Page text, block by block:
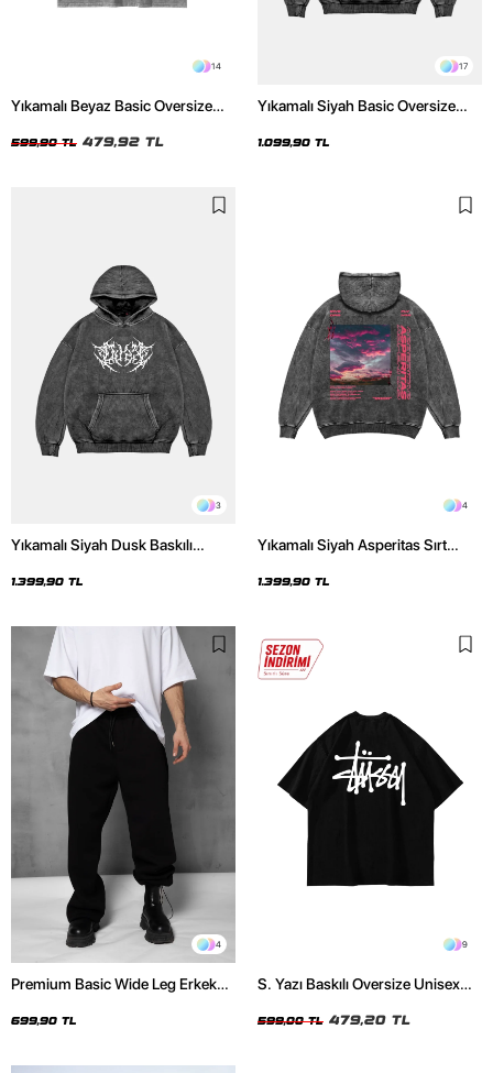
14
Yıkamalı Beyaz Basic Oversize
599,90 TL 479,92 TL
17
Yıkamalı Siyah Basic Oversize
1.099,90 TL
3
Yıkamalı Siyah Dusk Baskılı
1.399,90 TL
4
Yıkamalı Siyah Asperitas Sırt
1.399,90 TL
4
Premium Basic Wide Leg Erkek
699,90 TL
9
S. Yazı Baskılı Oversize Unisex
599,00 TL 479,20 TL